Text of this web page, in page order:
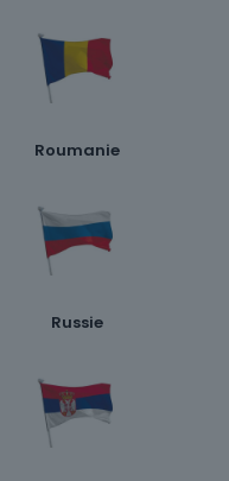
Roumanie
Russie